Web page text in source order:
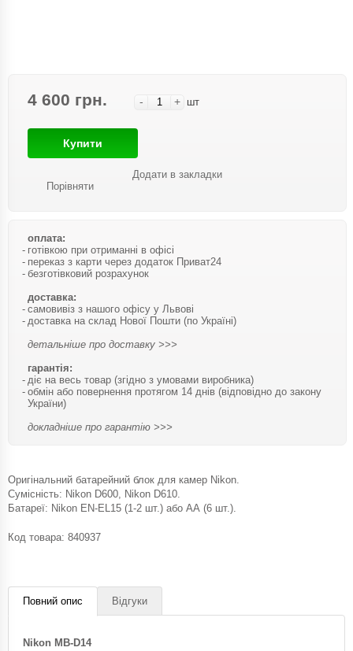
4 600 грн. - + шт
Купити
Порівняти
Додати в закладки
оплата:
готівкою при отриманні в офісі
переказ з карти через додаток Приват24
безготівковий розрахунок
доставка:
самовивіз з нашого офісу у Львові
доставка на склад Нової Пошти (по Україні)
детальніше про доставку >>>
гарантія:
діє на весь товар (згідно з умовами виробника)
обмін або повернення протягом 14 днів (відповідно до закону
України)
докладніше про гарантію >>>
Оригінальний батарейний блок для камер Nikon.
Сумісність: Nikon D600, Nikon D610.
Батареї: Nikon EN-EL15 (1-2 шт.) або АА (6 шт.).
Код товара: 840937
Повний опис Відгуки
Nikon MB-D14